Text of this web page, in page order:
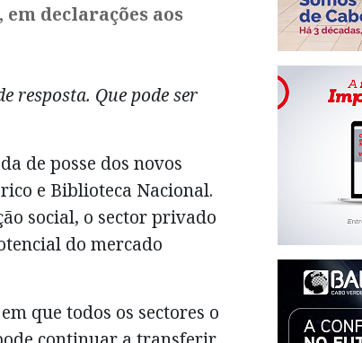
declarações aos
resposta. Que pode ser
de posse dos novos
e Biblioteca Nacional.
social, o sector privado
do mercado
que todos os sectores o